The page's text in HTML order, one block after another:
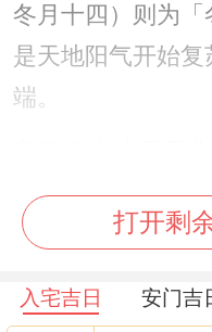
冬月十四）则为「
是天地阳气开始
端。
但确是规划来年
日
的挑选则更为
「满」、「定」
打开剩
入宅吉日 安门吉